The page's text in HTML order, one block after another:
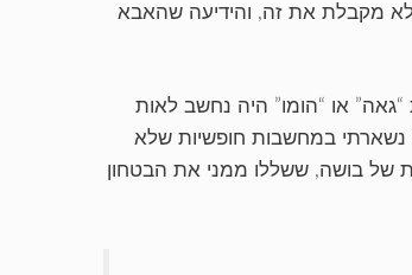
מקבלת את זה, והידיעה שהאבא
או “הומו” היה נחשב לאות
נשארתי במחשבות חופשיות שלא
של בושה, ששללו ממני את הבטחון